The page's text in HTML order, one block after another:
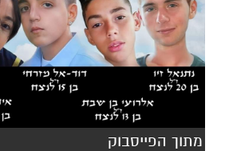
מתוך הפייסבוק